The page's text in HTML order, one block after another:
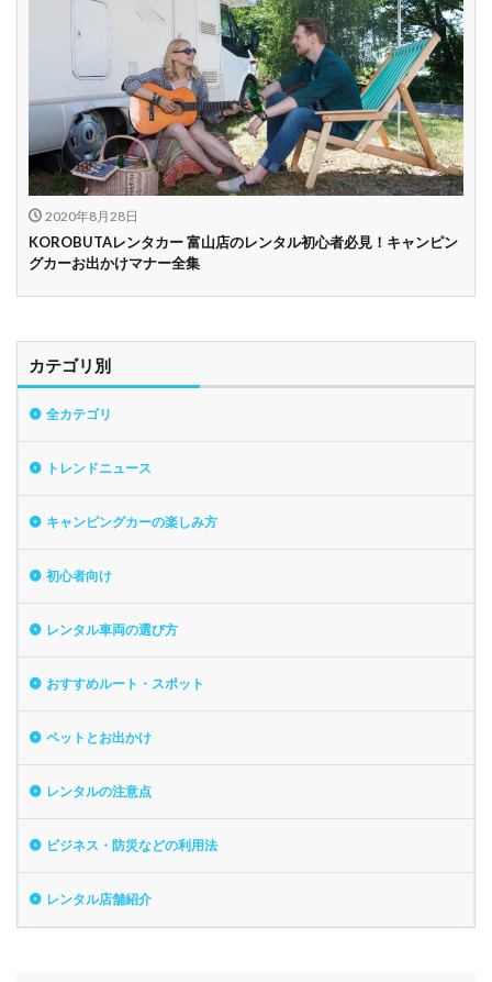
2020年8月28日
KOROBUTAレンタカー 富山店のレンタル初心者必見！キャンピン
グカーお出かけマナー全集
カテゴリ別
全カテゴリ
トレンドニュース
キャンピングカーの楽しみ方
初心者向け
レンタル車両の選び方
おすすめルート・スポット
ペットとお出かけ
レンタルの注意点
ビジネス・防災などの利用法
レンタル店舗紹介